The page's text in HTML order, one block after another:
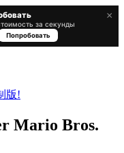
×
за секунды
Попробовать
Mario Bros.